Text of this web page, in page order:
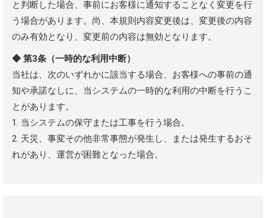
と判断した場合、事前にお客様に通知することなく変更を行
う場合があります。尚、本規則内容変更後は、変更後の内容
のみ有効となり、変更前の内容は無効となります。
◆ 第3条（一時的な利用中断）
当社は、次のいずれかに該当する場合、お客様への事前の通
知や承諾なしに、当システムの一時的な利用の中断を行うこ
とがあります。
1. 当システムの保守または工事を行う場合。
2. 天災、事変その他非常事態が発生し、または発生するおそ
れがあり、運営が困難となった場合。